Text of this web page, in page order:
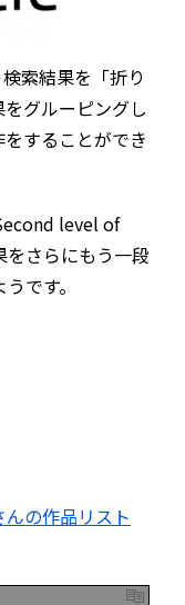
索結果を「折り
グルーピングし
することができ
level of
さらにもう一段
です。
の作品リスト